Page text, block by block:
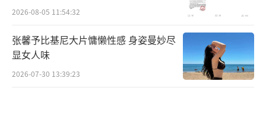
2026-08-05 11:54:32
张馨予比基尼大片慵懒性感 身姿曼妙尽
显女人味
2026-07-30 13:39:23